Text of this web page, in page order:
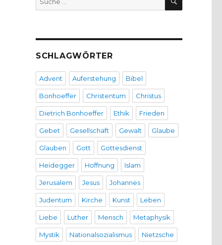
nach:
SCHLAGWÖRTER
Advent Auferstehung Bibel
Bonhoeffer Christentum Christus
Dietrich Bonhoeffer Ethik Frieden
Gebet Gesellschaft Gewalt Glaube
Glauben Gott Gottesdienst
Heidegger Hoffnung Islam
Jerusalem Jesus Johannes
Judentum Kirche Kunst Leben
Liebe Luther Mensch Metaphysik
Mystik Nationalsozialismus Nietzsche